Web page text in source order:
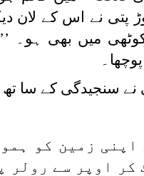
پتی نے اس کے لان
میں بھی ہو۔ ’’
نے سنجیدگی کے سا تھ
اپنی زمین کو
کر اوپر سے